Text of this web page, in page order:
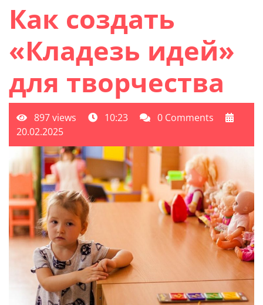
Как создать
«Кладезь идей»
для творчества
897 views 10:23
0 Comments
20.02.2025